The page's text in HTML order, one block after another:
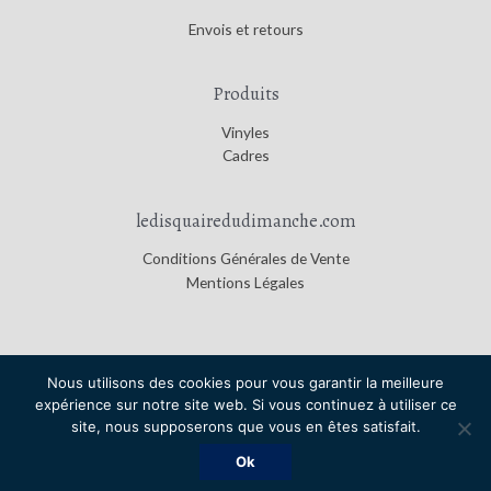
Envois et retours
Produits
Vinyles
Cadres
ledisquairedudimanche.com
Conditions Générales de Vente
Mentions Légales
Copyright © 2026Le Disquaire du Dimanche|Credits
Nous utilisons des cookies pour vous garantir la meilleure
expérience sur notre site web. Si vous continuez à utiliser ce
site, nous supposerons que vous en êtes satisfait.
Ok